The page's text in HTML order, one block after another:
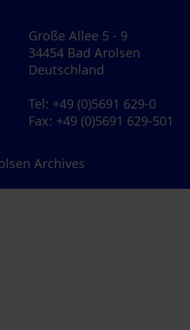
Große Allee 5 - 9
34454 Bad Arolsen
Deutschland
Tel: +49 (0)5691 629-0
Fax: +49 (0)5691 629-501
Archives